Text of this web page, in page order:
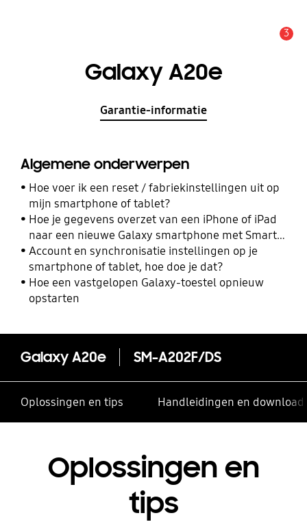
3
Galaxy A20e
Garantie-informatie
Algemene onderwerpen
Hoe voer ik een reset / fabriekinstellingen uit op
mijn smartphone of tablet?
Hoe je gegevens overzet van een iPhone of iPad
naar een nieuwe Galaxy smartphone met Smart
Switch
Account en synchronisatie instellingen op je
smartphone of tablet, hoe doe je dat?
Hoe een vastgelopen Galaxy-toestel opnieuw
opstarten
Galaxy A20e SM-A202F/DS
Oplossingen en tips Handleidingen en
Oplossingen en
tips